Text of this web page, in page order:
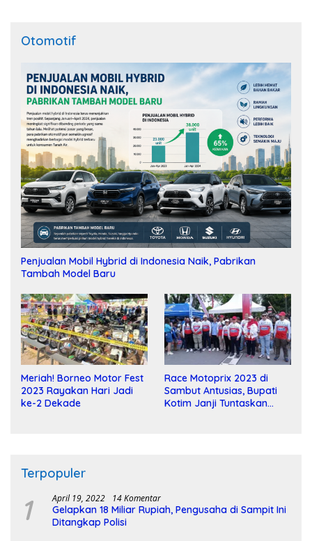
Otomotif
Penjualan Mobil Hybrid di Indonesia Naik, Pabrikan
Tambah Model Baru
Meriah! Borneo Motor Fest
2023 Rayakan Hari Jadi
ke-2 Dekade
Race Motoprix 2023 di
Sambut Antusias, Bupati
Kotim Janji Tuntaskan
Terpopuler
1 April 19, 2022 14 Komentar
Gelapkan 18 Miliar Rupiah, Pengusaha di Sampit Ini
Ditangkap Polisi